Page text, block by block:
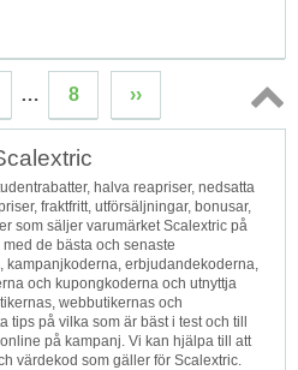
… 8 ››
Topp
halva reapriser, nedsatta
fraktfritt, utförsäljningar, bonusar,
som säljer varumärket Scalextric på
de bästa och senaste
erbjudandekoderna,
och kupongkoderna och utnyttja
webbutikernas och
tips på vilka som är bäst i test och till
på kampanj. Vi kan hjälpa till att
värdekod som gäller för Scalextric.